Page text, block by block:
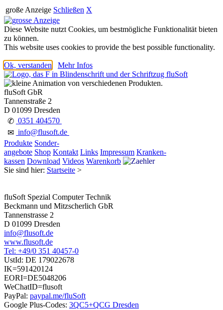
große Anzeige Schließen X
Diese Website nutzt Cookies, um bestmögliche Funktionalität bieten
zu können.
This website uses cookies to provide the best possible functionality.
Ok, verstanden Mehr Infos
fluSoft GbR
Tannenstraße 2
D 01099 Dresden
✆ 0351 404570
✉ info@flusoft.de
Produkte Sonder-
angebote Shop Kontakt Links Impressum Kranken-
kassen Download Videos Warenkorb
Sie sind hier: Startseite >
fluSoft Spezial Computer Technik
Beckmann und Mitzscherlich GbR
Tannenstrasse 2
D 01099 Dresden
info@flusoft.de
www.flusoft.de
Tel: +49/0 351 40457-0
UstId: DE 179022678
IK=591420124
EORI=DE5048206
WeChatID=flusoft
PayPal: paypal.me/fluSoft
Google Plus-Codes: 3QC5+QCG Dresden